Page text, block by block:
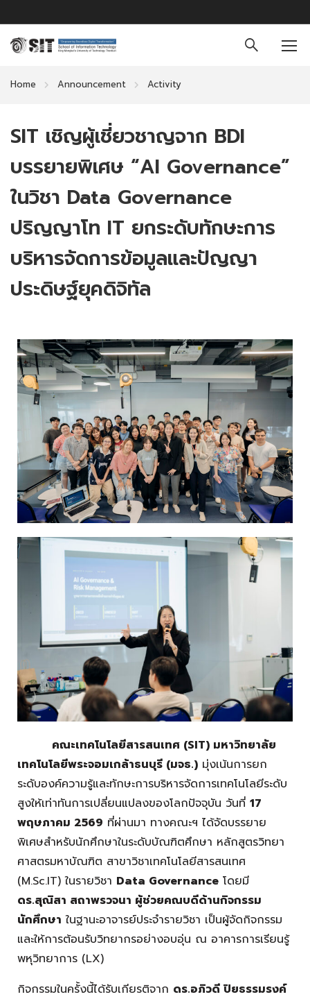
Home Announcement Activity
SIT เชิญผู้เชี่ยวชาญจาก BDI
บรรยายพิเศษ “AI Governance”
ในวิชา Data Governance
ปริญญาโท IT ยกระดับทักษะการ
บริหารจัดการข้อมูลและปัญญา
ประดิษฐ์ยุคดิจิทัล
คณะเทคโนโลยีสารสนเทศ (SIT) มหาวิทยาลัย
เทคโนโลยีพระจอมเกล้าธนบุรี (มจธ.) มุ่งเน้นการยก
ระดับองค์ความรู้และทักษะการบริหารจัดการเทคโนโลยีระดับ
สูงให้เท่าทันการเปลี่ยนแปลงของโลกปัจจุบัน วันที่ 17
พฤษภาคม 2569 ที่ผ่านมา ทางคณะฯ ได้จัดบรรยาย
พิเศษสำหรับนักศึกษาในระดับบัณฑิตศึกษา หลักสูตรวิทยา
ศาสตรมหาบัณฑิต สาขาวิชาเทคโนโลยีสารสนเทศ
(M.Sc.IT) ในรายวิชา Data Governance โดยมี
ดร.สุณิสา สถาพรวจนา ผู้ช่วยคณบดีด้านกิจกรรม
นักศึกษา ในฐานะอาจารย์ประจำรายวิชา เป็นผู้จัดกิจกรรม
และให้การต้อนรับวิทยากรอย่างอบอุ่น ณ อาคารการเรียนรู้
พหุวิทยาการ (LX)
กิจกรรมในครั้งนี้ได้รับเกียรติจาก ดร.อภิวดี ปิยธรรมรงค์